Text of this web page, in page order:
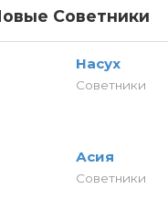
Советники
Насух
Советники
Асия
Советники